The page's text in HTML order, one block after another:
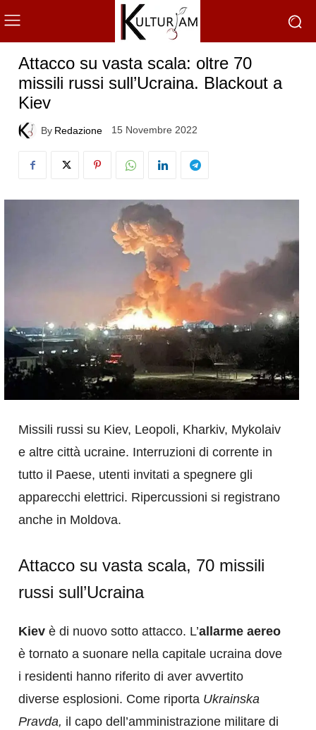
Attacco su vasta scala: oltre 70
missili russi sull’Ucraina. Blackout a
Kiev
By Redazione 15 Novembre 2022
Missili russi su Kiev, Leopoli, Kharkiv, Mykolaiv
e altre città ucraine. Interruzioni di corrente in
tutto il Paese, utenti invitati a spegnere gli
apparecchi elettrici. Ripercussioni si registrano
anche in Moldova.
Attacco su vasta scala, 70 missili
russi sull’Ucraina
Kiev è di nuovo sotto attacco. L’allarme aereo
è tornato a suonare nella capitale ucraina dove
i residenti hanno riferito di aver avvertito
diverse esplosioni. Come riporta Ukrainska
Pravda, il capo dell’amministrazione militare di